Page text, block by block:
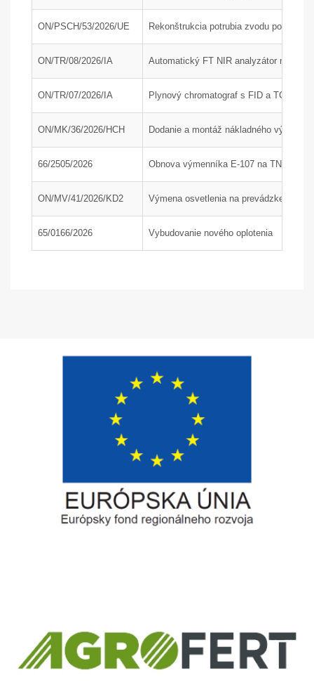
ON/PSCH/53/2026/UE Rekonštrukcia potrubia zvodu popola z
ON/TR/08/2026/IA Automatický FT NIR analyzátor na
ON/TR/07/2026/IA Plynový chromatograf s FID a TCD
ON/MK/36/2026/HCH Dodanie a montáž nákladného výťahu;
66/2505/2026 Obnova výmenníka E-107 na TN1, časť
ON/MV/41/2026/KD2 Výmena osvetlenia na prevádzke KD2
65/0166/2026 Vybudovanie nového oplotenia